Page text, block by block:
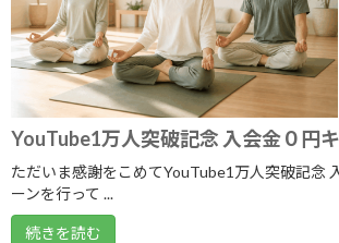
2024年2月
2024年1月
2023年12月
2023年11月
2023年10月
2023年9月
YouTube1万人突破記念 入会金０円
ただいま感謝をこめてYouTube1万人突破記念
ーンを行って ...
続きを読む